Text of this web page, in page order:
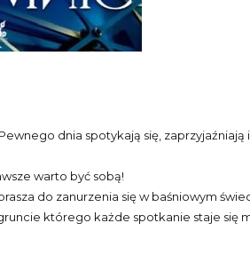
dnia spotykają się,
warto być sobą!
do zanurzenia się w baśniowym
którego każde spotkanie staje się